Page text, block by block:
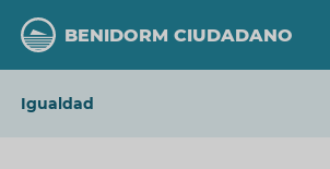
contenido
principal
BENIDORM CIUDADANO
Igualdad